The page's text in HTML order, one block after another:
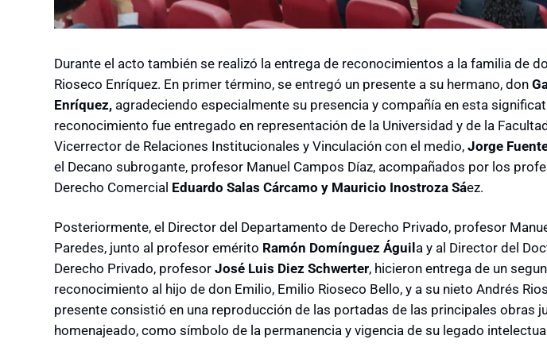
Durante el acto también se realizó la entrega de reconocimientos a la familia de
Rioseco Enríquez. En primer término, se entregó un presente a su hermano, don
Enríquez, agradeciendo especialmente su presencia y compañía en esta
reconocimiento fue entregado en representación de la Universidad y de la
Vicerrector de Relaciones Institucionales y Vinculación con el medio, Jorge
el Decano subrogante, profesor Manuel Campos Díaz, acompañados por los
Derecho Comercial Eduardo Salas Cárcamo y Mauricio Inostroza Sáez.
Posteriormente, el Director del Departamento de Derecho Privado, profesor
Paredes, junto al profesor emérito Ramón Domínguez Águila y al Director del
Derecho Privado, profesor José Luis Diez Schwerter, hicieron entrega de un
reconocimiento al hijo de don Emilio, Emilio Rioseco Bello, y a su nieto Andrés
presente consistió en una reproducción de las portadas de las principales obras
homenajeado, como símbolo de la permanencia y vigencia de su legado